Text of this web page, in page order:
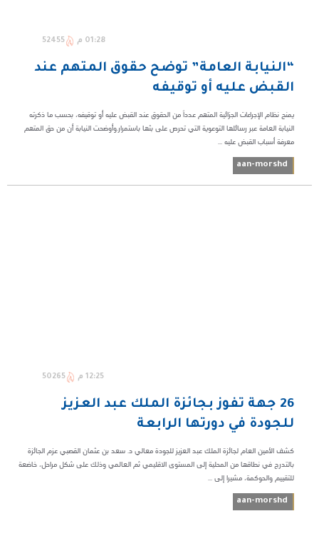
01:28 م 52455
“النيابة العامة” توضح حقوق المتهم عند
القبض عليه أو توقيفه
يمنح نظام الإجراءات الجزائية المتهم عدداً من الحقوق عند القبض عليه أو توقيفه، بحسب ما ذكرته
النيابة العامة عبر رسائلها التوعوية التي تحرص على بثها باستمرار.وأوضحت النيابة أن من حق المتهم
معرفة أسباب القبض عليه ...
aan-morshd
12:25 م 50265
26 جهة تفوز بجائزة الملك عبد العزيز
للجودة في دورتها الرابعة
كشف الأمين العام لجائزة الملك عبد العزيز للجودة معالي د. سعد بن عثمان القصبي عزم الجائزة
بالتدرج في نطاقها من المحلية إلى المستوى الاقليمي ثم العالمي وذلك على شكل مراحل، خاضعة
للتقييم والحوكمة، مشيرا إلى ...
aan-morshd